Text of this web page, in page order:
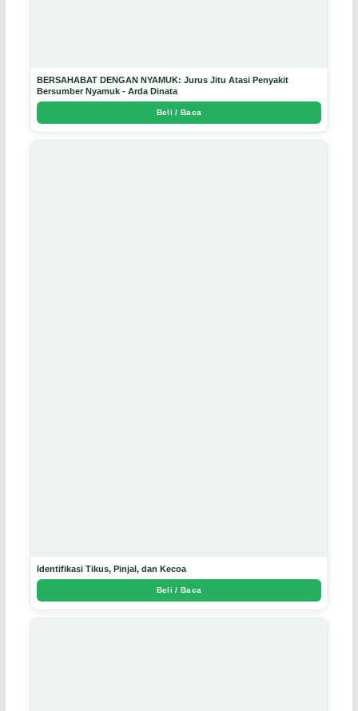
BERSAHABAT DENGAN NYAMUK: Jurus Jitu Atasi Penyakit
Bersumber Nyamuk - Arda Dinata
Beli / Baca
Identifikasi Tikus, Pinjal, dan Kecoa
Beli / Baca